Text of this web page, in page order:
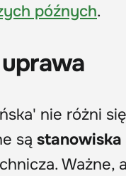
późnych.
nie różni się
są stanowiska
Ważne,